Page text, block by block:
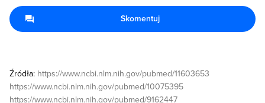
Źródła: https://www.ncbi.nlm.nih.gov/pubmed/11603653
https://www.ncbi.nlm.nih.gov/pubmed/10075395
https://www.ncbi.nlm.nih.gov/pubmed/9162447
Skomentuj